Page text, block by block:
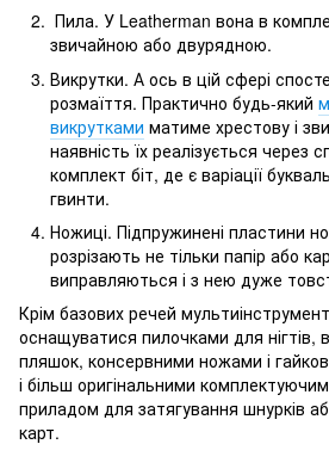
Пила. У Leatherman вона в
звичайною або двурядною.
Викрутки. А ось в цій сфері
розмаїття. Практично будь-який
викрутками матиме хрестову і
наявність їх реалізується через
комплект біт, де є варіації
гвинти.
Ножиці. Підпружинені пластини
розрізають не тільки папір або
виправляються і з нею дуже
Крім базових речей
оснащуватися пилочками для нігтів,
пляшок, консервними ножами і
і більш оригінальними
приладом для затягування шнурків
карт.